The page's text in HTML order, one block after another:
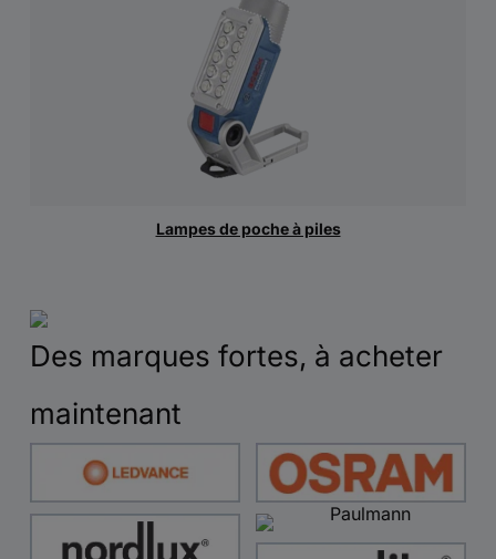
Lampes de poche à piles
Des marques fortes, à acheter
maintenant